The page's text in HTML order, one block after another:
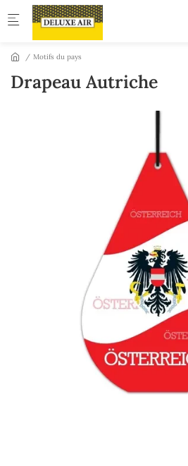
Skip to main content
Motifs du pays
Drapeau Autriche